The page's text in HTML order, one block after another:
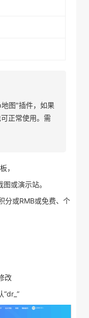
图"插件，如果
正常使用。需
，
或演示站。
分或RMB或免费、个
改